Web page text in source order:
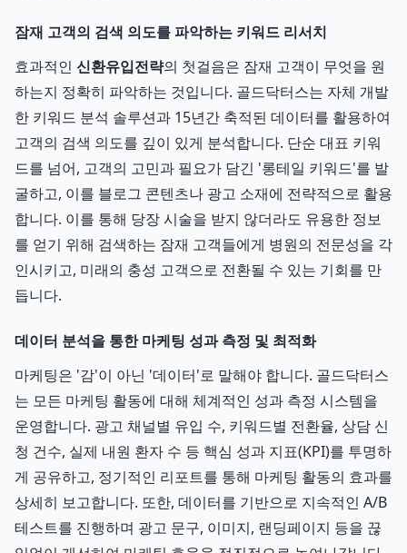
잠재 고객의 검색 의도를 파악하는 키워드 리서치
효과적인 신환유입전략의 첫걸음은 잠재 고객이 무엇을 원
하는지 정확히 파악하는 것입니다. 골드닥터스는 자체 개발
한 키워드 분석 솔루션과 15년간 축적된 데이터를 활용하여
고객의 검색 의도를 깊이 있게 분석합니다. 단순 대표 키워
드를 넘어, 고객의 고민과 필요가 담긴 '롱테일 키워드'를 발
굴하고, 이를 블로그 콘텐츠나 광고 소재에 전략적으로 활용
합니다. 이를 통해 당장 시술을 받지 않더라도 유용한 정보
를 얻기 위해 검색하는 잠재 고객들에게 병원의 전문성을 각
인시키고, 미래의 충성 고객으로 전환될 수 있는 기회를 만
듭니다.
데이터 분석을 통한 마케팅 성과 측정 및 최적화
마케팅은 '감'이 아닌 '데이터'로 말해야 합니다. 골드닥터스
는 모든 마케팅 활동에 대해 체계적인 성과 측정 시스템을
운영합니다. 광고 채널별 유입 수, 키워드별 전환율, 상담 신
청 건수, 실제 내원 환자 수 등 핵심 성과 지표(KPI)를 투명하
게 공유하고, 정기적인 리포트를 통해 마케팅 활동의 효과를
상세히 보고합니다. 또한, 데이터를 기반으로 지속적인 A/B
테스트를 진행하며 광고 문구, 이미지, 랜딩페이지 등을 끊